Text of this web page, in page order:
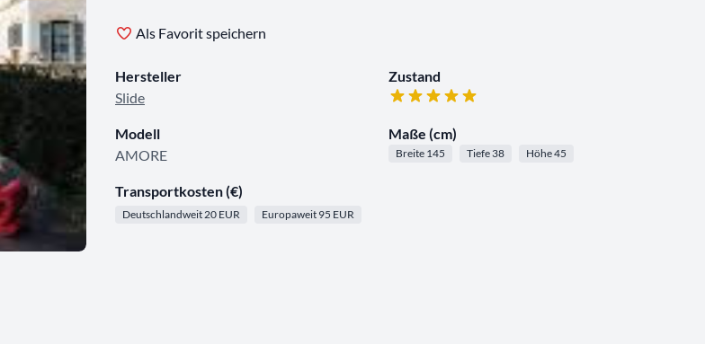
Als Favorit speichern
Hersteller
Slide
Zustand
Modell
AMORE
Maße (cm)
Breite 145 Tiefe 38 Höhe 45
Transportkosten (€)
Deutschlandweit 20 EUR Europaweit 95 EUR